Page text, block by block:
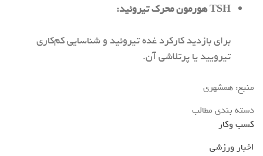
TSHهورمون محرک تیروئید:
برای بازدید کارکرد غده تیروئید و شناسایی کم‌کاری
تیرویید یا پرتلاشی آن.
منبع: همشهری
دسته بندی مطالب
کسب وکار
اخبار ورزشی